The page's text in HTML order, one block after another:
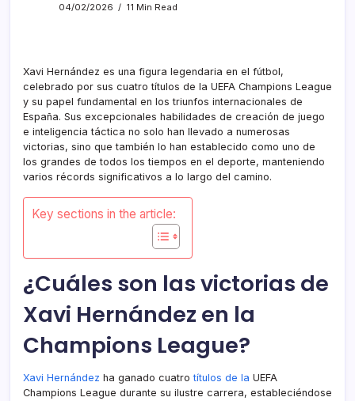
04/02/2026
11 Min Read
Xavi Hernández es una figura legendaria en el fútbol,
celebrado por sus cuatro títulos de la UEFA Champions League
y su papel fundamental en los triunfos internacionales de
España. Sus excepcionales habilidades de creación de juego
e inteligencia táctica no solo han llevado a numerosas
victorias, sino que también lo han establecido como uno de
los grandes de todos los tiempos en el deporte, manteniendo
varios récords significativos a lo largo del camino.
Key sections in the article:
¿Cuáles son las victorias de
Xavi Hernández en la
Champions League?
Xavi Hernández ha ganado cuatrotítulos de la UEFA
Champions League durante su ilustre carrera, estableciéndose